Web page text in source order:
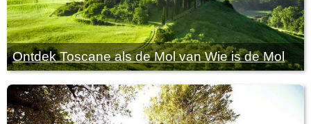
Ontdek Toscane als de Mol van Wie is de Mol